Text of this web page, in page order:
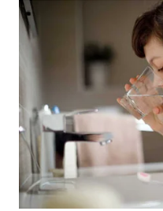
WN
KARO
WN
SIMALUNGUN